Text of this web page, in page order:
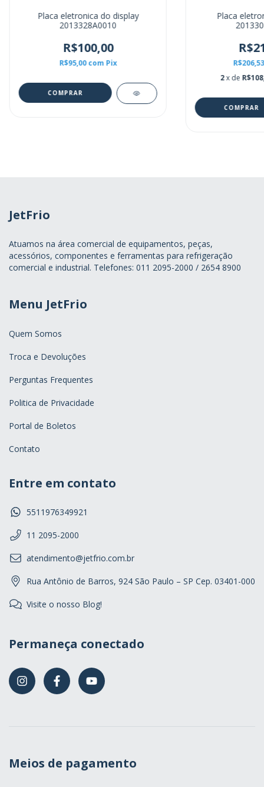
Placa eletronica do display
2013328A0010
R$100,00
R$95,00com Pix
Placa
2x de
JetFrio
Atuamos na área comercial de equipamentos, peças,
acessórios, componentes e ferramentas para refrigeração
comercial e industrial. Telefones: 011 2095-2000 / 2654 8900
Menu JetFrio
Quem Somos
Troca e Devoluções
Perguntas Frequentes
Politica de Privacidade
Portal de Boletos
Contato
Entre em contato
5511976349921
11 2095-2000
atendimento@jetfrio.com.br
Rua Antônio de Barros, 924 São Paulo – SP Cep. 03401-000
Visite o nosso Blog!
Permaneça conectado
Meios de pagamento